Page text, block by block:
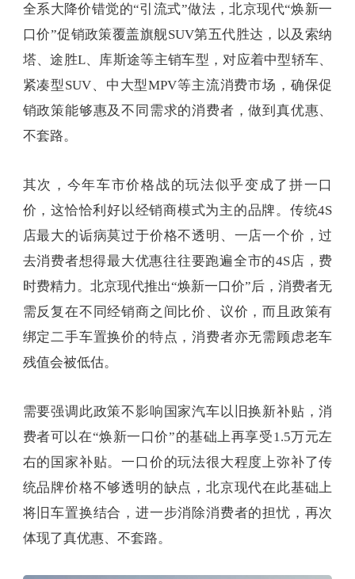
全系大降价错觉的“引流式”做法，北京现代“焕新一
口价”促销政策覆盖旗舰SUV第五代胜达，以及索纳
塔、途胜L、库斯途等主销车型，对应着中型轿车、
紧凑型SUV、中大型MPV等主流消费市场，确保促
销政策能够惠及不同需求的消费者，做到真优惠、
不套路。
其次，今年车市价格战的玩法似乎变成了拼一口
价，这恰恰利好以经销商模式为主的品牌。传统4S
店最大的诟病莫过于价格不透明、一店一个价，过
去消费者想得最大优惠往往要跑遍全市的4S店，费
时费精力。北京现代推出“焕新一口价”后，消费者无
需反复在不同经销商之间比价、议价，而且政策有
绑定二手车置换价的特点，消费者亦无需顾虑老车
残值会被低估。
需要强调此政策不影响国家汽车以旧换新补贴，消
费者可以在“焕新一口价”的基础上再享受1.5万元左
右的国家补贴。一口价的玩法很大程度上弥补了传
统品牌价格不够透明的缺点，北京现代在此基础上
将旧车置换结合，进一步消除消费者的担忧，再次
体现了真优惠、不套路。